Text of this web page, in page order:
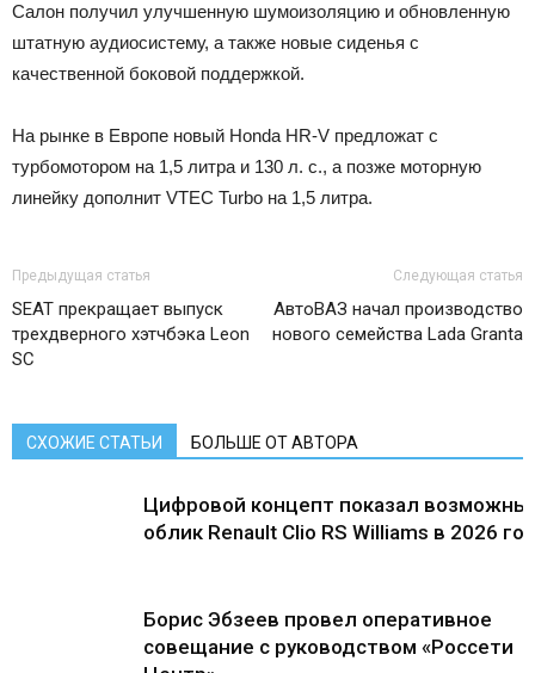
Салон получил улучшенную шумоизоляцию и обновленную
штатную аудиосистему, а также новые сиденья с
качественной боковой поддержкой.
На рынке в Европе новый Honda HR-V предложат с
турбомотором на 1,5 литра и 130 л. с., а позже моторную
линейку дополнит VTEC Turbo на 1,5 литра.
Предыдущая статья
SEAT прекращает выпуск
трехдверного хэтчбэка Leon
SC
Следующая статья
АвтоВАЗ начал производство
нового семейства Lada Granta
СХОЖИЕ СТАТЬИ БОЛЬШЕ ОТ АВТОРА
Цифровой концепт показал
облик Renault Clio RS Williams в 2026
Борис Эбзеев провел оперативное
совещание с руководством «Россети